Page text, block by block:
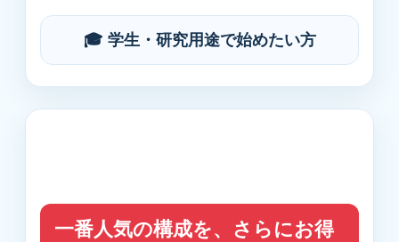
🎓 学生・研究用途で始めたい方
一番人気の構成を、さらにお得